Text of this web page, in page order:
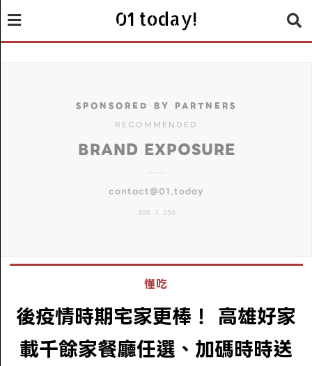
01 today!
SPONSORED BY PARTNERS
RECOMMENDED
BRAND EXPOSURE
contact@01.today
300 X 250
懂吃
後疫情時期宅家更棒！ 高雄好家
載千餘家餐廳任選、加碼時時送